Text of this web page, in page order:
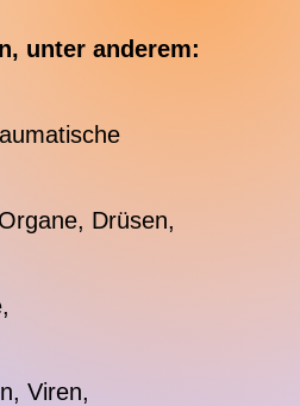
unter anderem:
Drüsen,
Viren,